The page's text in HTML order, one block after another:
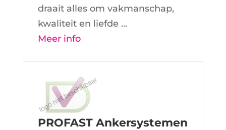
draait alles om vakmanschap,
kwaliteit en liefde ...
Meer info
PROFAST Ankersystemen